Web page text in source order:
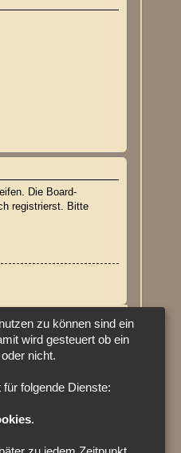
Die Board-
registrierst. Bitte
Alle Zeiten sind UTC
zu können sind ein
wird gesteuert ob ein
nicht.
folgende Dienste:
.